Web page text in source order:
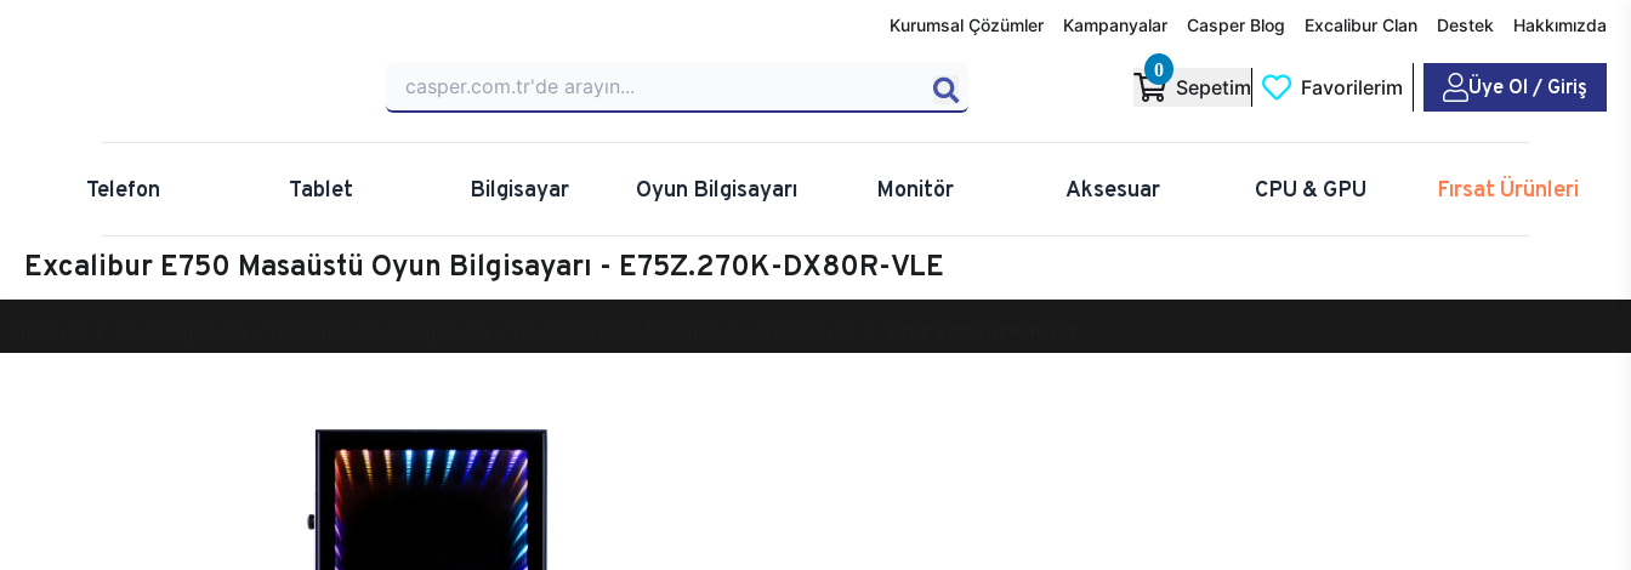
Kurumsal Çözümler Kampanyalar Casper Blog Excalibur Clan Destek Hakkımızda
0
Sepetim Favorilerim Üye Ol / Giriş
Telefon Tablet Bilgisayar Oyun Bilgisayarı Monitör Aksesuar CPU & GPU Fırsat Ürünleri
Excalibur E750 Masaüstü Oyun Bilgisayarı - E75Z.270K-DX80R-VLE